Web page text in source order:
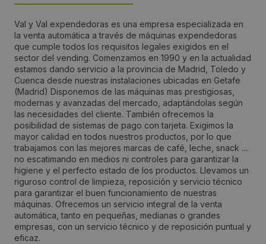
Val y Val expendedoras es una empresa especializada en
la venta automática a través de máquinas expendedoras
que cumple todos los requisitos legales exigidos en el
sector del vending. Comenzamos en 1990 y en la actualidad
estamos dando servicio a la provincia de Madrid, Toledo y
Cuenca desde nuestras instalaciones ubicadas en Getafe
(Madrid) Disponemos de las máquinas mas prestigiosas,
modernas y avanzadas del mercado, adaptándolas según
las necesidades del cliente. También ofrecemos la
posibilidad de sistemas de pago con tarjeta. Exigimos la
mayor calidad en todos nuestros productos, por lo que
trabajamos con las mejores marcas de café, leche, snack ....
no escatimando en medios ni controles para garantizar la
higiene y el perfecto estado de los productos. Llevamos un
riguroso control de limpieza, reposición y servicio técnico
para garantizar el buen funcionamiento de nuestras
máquinas. Ofrecemos un servicio integral de la venta
automática, tanto en pequeñas, medianas o grandes
empresas, con un servicio técnico y de reposición puntual y
eficaz.
Persona de contacto:
Gustavo Valenciano
Dirección:
C/ Destreza 3 nave C1 pol. Industrial los olivos
Localidad:
Getafe
Código Postal:
28906